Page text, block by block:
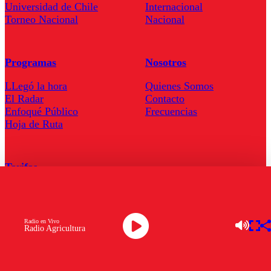
Radio Agricultura
Radio en Vivo
Universidad de Chile
Torneo Nacional
Internacional
Nacional
Programas
LLegó la hora
El Radar
Enfoqué Público
Hoja de Ruta
Nosotros
Quienes Somos
Contacto
Frecuencias
Tarifas